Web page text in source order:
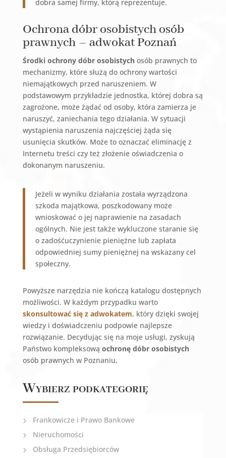
dobra samej firmy, którą reprezentuje.
Ochrona dóbr osobistych osób
prawnych – adwokat Poznań
Środki ochrony dóbr osobistychosób prawnych to
mechanizmy, które służą do ochrony wartości
niemajątkowych przed naruszeniem. W
podstawowym przykładzie jednostka, której dobra są
zagrożone, może żądać od osoby, która zamierza je
naruszyć, zaniechania tego działania. W sytuacji
wystąpienia naruszenia najczęściej żąda się
usunięcia skutków. Może to oznaczać eliminację z
Internetu treści czy też złożenie oświadczenia o
dokonanym naruszeniu.
Jeżeli w wyniku działania została wyrządzona
szkoda majątkowa, poszkodowany może
wnioskować o jej naprawienie na zasadach
ogólnych. Nie jest także wykluczone staranie się
o zadośćuczynienie pieniężne lub zapłata
odpowiedniej sumy pieniężnej na wskazany cel
społeczny.
Powyższe narzędzia nie kończą katalogu dostępnych
możliwości. W każdym przypadku warto
skonsultować się z adwokatem, który dzięki swojej
wiedzy i doświadczeniu podpowie najlepsze
rozwiązanie. Decydując się na moje usługi, zyskują
Państwo kompleksową ochronę dóbr osobistych
osób prawnych w Poznaniu,
Wybierz podkategorię
Frankowicze i Prawo Bankowe
Nieruchomości
Obsługa Przedsiębiorców